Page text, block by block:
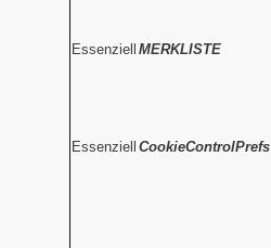
Essenziell MERKLISTE
Essenziell CookieControlPrefs